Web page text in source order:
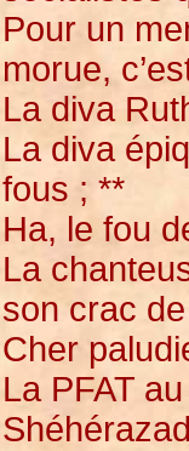
Pour un
morue,
La diva
La diva
fous ; **
Ha, le fou
La
son crac
Cher
La PFAT